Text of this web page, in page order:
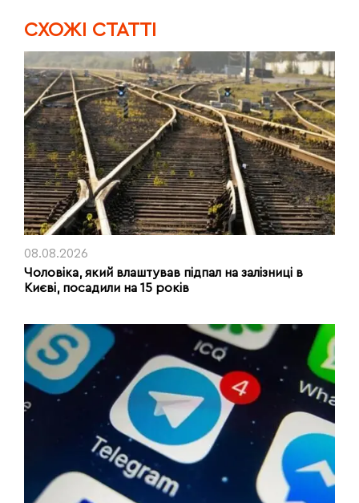
CХОЖІ СТАТТІ
08.08.2026
Чоловіка, який влаштував підпал на залізниці в
Києві, посадили на 15 років